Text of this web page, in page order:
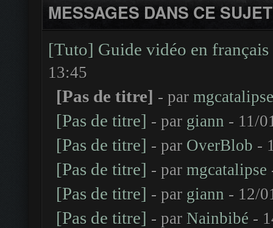
MESSAGES DANS CE SUJET
[Tuto] Guide vidéo en
13:45
[Pas de titre] - par mgcatalipse
[Pas de titre] - par giann - 11/
[Pas de titre] - par OverBlob -
[Pas de titre] - par mgcatalipse
[Pas de titre] - par giann - 12/
[Pas de titre] - par Nainbibé -